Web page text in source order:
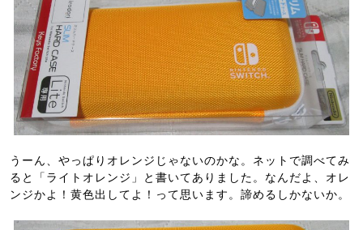
うーん、やっぱりオレンジじゃないのかな。ネットで調べてみ
ると「ライトオレンジ」と書いてありました。なんだよ、オレ
ンジかよ！黄色出してよ！って思います。諦めるしかないか。